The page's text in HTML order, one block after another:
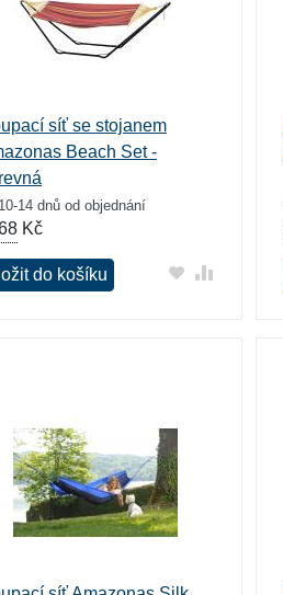
síť se stojanem
Beach Set -
14 dnů od objednání
Kč
do košíku